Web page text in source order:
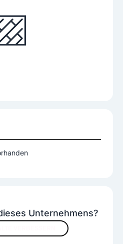
Unternehmens?